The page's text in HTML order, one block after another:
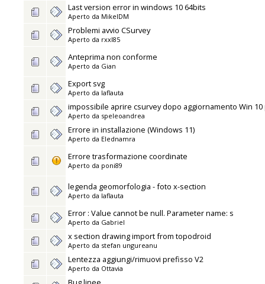
Last version error in windows 10 64bits
Aperto da MikelDM
Problemi avvio CSurvey
Aperto da rxxl85
Anteprima non conforme
Aperto da Gian
Export svg
Aperto da laflauta
impossibile aprire csurvey dopo aggiornamento Win 10
Aperto da speleoandrea
Errore in installazione (Windows 11)
Aperto da Elednamra
Errore trasformazione coordinate
Aperto da poni89
legenda geomorfologia - foto x-section
Aperto da laflauta
Error : Value cannot be null. Parameter name: s
Aperto da Gabriel
x section drawing import from topodroid
Aperto da stefan ungureanu
Lentezza aggiungi/rimuovi prefisso V2
Aperto da Ottavia